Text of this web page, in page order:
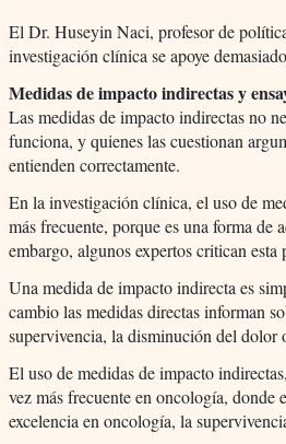
El Dr. Huseyin Naci, profesor de
investigación clínica se apoye
Medidas de impacto indirectas y
Las medidas de impacto indirectas no
funciona, y quienes las cuestionan
entienden correctamente.
En la investigación clínica, el uso de
más frecuente, porque es una forma de
embargo, algunos expertos critican esta
Una medida de impacto indirecta es
cambio las medidas directas informan
supervivencia, la disminución del dolor
El uso de medidas de impacto
vez más frecuente en oncología,
excelencia en oncología, la